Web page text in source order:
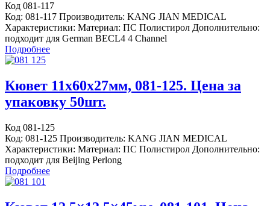
Код 081-117
Код: 081-117 Производитель: KANG JIAN MEDICAL
Характеристики: Материал: ПС Полистирол Дополнительно:
подходит для German BECL4 4 Channel
Подробнее
Кювет 11x60x27мм, 081-125. Цена за
упаковку 50шт.
Код 081-125
Код: 081-125 Производитель: KANG JIAN MEDICAL
Характеристики: Материал: ПС Полистирол Дополнительно:
подходит для Beijing Perlong
Подробнее